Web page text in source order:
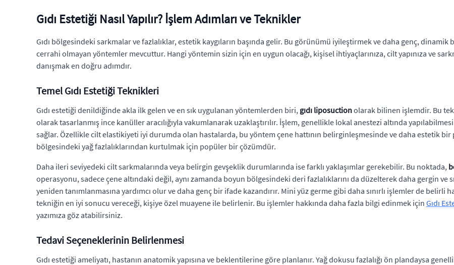
Gıdı Estetiği Nasıl Yapılır? İşlem Adımları ve Teknikler
Gıdı bölgesindeki sarkmalar ve fazlalıklar, estetik kaygıların başında gelir. Bu görünümü iyileştirmek ve daha genç, dinamik
cerrahi olmayan yöntemler mevcuttur. Hangi yöntemin sizin için en uygun olacağı, kişisel ihtiyaçlarınıza, cilt yapınıza ve
danışmak en doğru adımdır.
Temel Gıdı Estetiği Teknikleri
Gıdı estetiği denildiğinde akla ilk gelen ve en sık uygulanan yöntemlerden biri, gıdı liposuctionolarak bilinen işlemdir. Bu
olarak tasarlanmış ince kanüller aracılığıyla vakumlanarak uzaklaştırılır. İşlem, genellikle lokal anestezi altında
sağlar. Özellikle cilt elastikiyeti iyi durumda olan hastalarda, bu yöntem çene hattının belirginleşmesinde ve daha estetik bir
bölgesindeki yağ fazlalıklarından kurtulmak için popüler bir çözümdür.
Daha ileri seviyedeki cilt sarkmalarında veya belirgin gevşeklik durumlarında ise farklı yaklaşımlar gerekebilir. Bu noktada,
operasyonu, sadece çene altındaki değil, aynı zamanda boyun bölgesindeki deri fazlalıklarını da düzelterek daha gergin ve
yeniden tanımlanmasına yardımcı olur ve daha genç bir ifade kazandırır. Mini yüz germe gibi daha sınırlı işlemler de
tekniğin en iyi sonucu vereceği, kişiye özel muayene ile belirlenir. Bu işlemler hakkında daha fazla bilgi edinmek için Gıdı
yazımıza göz atabilirsiniz.
Tedavi Seçeneklerinin Belirlenmesi
Gıdı estetiği ameliyatı, hastanın anatomik yapısına ve beklentilerine göre planlanır. Yağ dokusu fazlalığı ön plandaysa